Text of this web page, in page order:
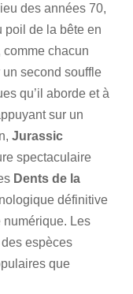
des années 70,
poil de la bête en
chacun
un second souffle
qu’il aborde et à
sur un
Jurassic
spectaculaire
Dents de la
définitive
numérique. Les
espèces
que